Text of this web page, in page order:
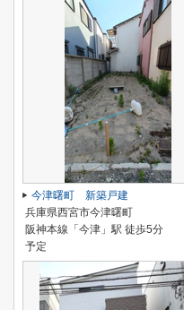
今津曙町 新築戸建
兵庫県西宮市今津曙町
阪神本線「今津」駅 徒歩5分
予定